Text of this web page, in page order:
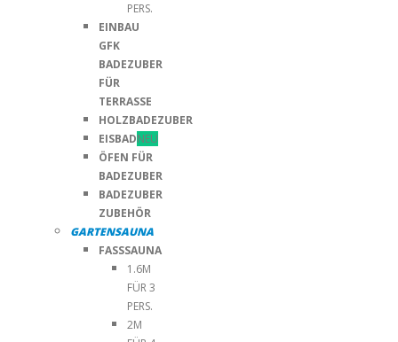
PERS.
EINBAU
GFK
BADEZUBER
FÜR
TERRASSE
HOLZBADEZUBER
EISBADNEU
ÖFEN FÜR
BADEZUBER
BADEZUBER
ZUBEHÖR
GARTENSAUNA
FASSSAUNA
1.6M
FÜR 3
PERS.
2M